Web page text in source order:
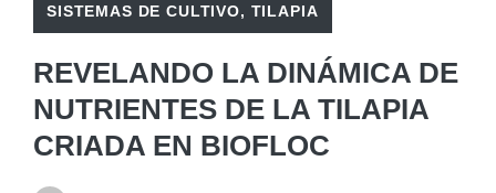
SISTEMAS DE CULTIVO, TILAPIA
REVELANDO LA DINÁMICA DE
NUTRIENTES DE LA TILAPIA
CRIADA EN BIOFLOC